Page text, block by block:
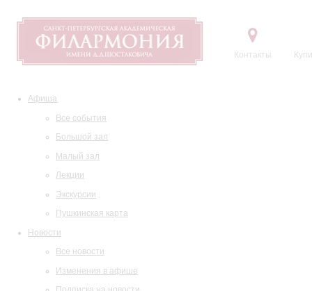
Контакты
Афиша
Все события
Большой зал
Малый зал
Лекции
Экскурсии
Пушкинская карта
Новости
Все новости
Изменения в афише